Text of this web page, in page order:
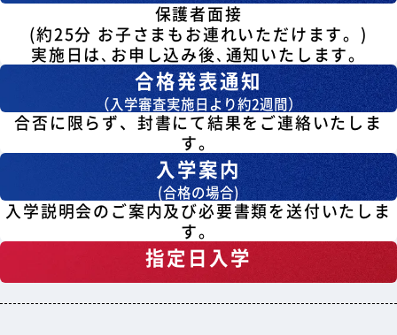
保護者面接
(約25分 お子さまもお連れいただけます。)
実施日は､お申し込み後､通知いたします。
合格発表通知
（入学審査実施日より約2週間）
合否に限らず、封書にて結果をご連絡いたしま
す。
入学案内
(合格の場合)
入学説明会のご案内及び必要書類を送付いたしま
す。
指定日入学